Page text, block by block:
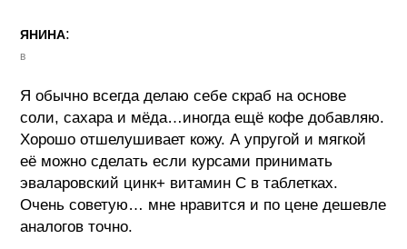
ЯНИНА:
в
Я обычно всегда делаю себе скраб на основе
соли, сахара и мёда…иногда ещё кофе добавляю.
Хорошо отшелушивает кожу. А упругой и мягкой
её можно сделать если курсами принимать
эваларовский цинк+ витамин С в таблетках.
Очень советую… мне нравится и по цене дешевле
аналогов точно.